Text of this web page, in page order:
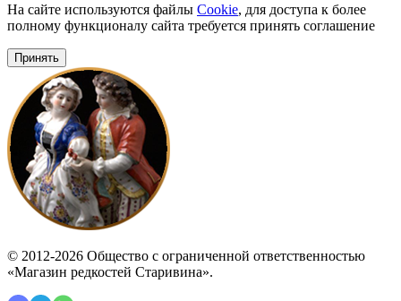
На сайте используются файлы Cookie, для доступа к более
полному функционалу сайта требуется принять соглашение
Принять
© 2012-2026 Общество с ограниченной ответственностью
«Магазин редкостей Старивина».